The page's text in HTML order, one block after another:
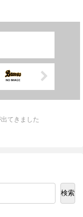
出てきました
検索